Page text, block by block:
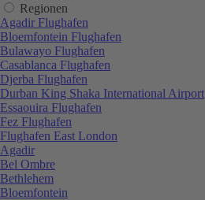
Regionen
Agadir Flughafen
Bloemfontein Flughafen
Bulawayo Flughafen
Casablanca Flughafen
Djerba Flughafen
Durban King Shaka International Airport
Essaouira Flughafen
Fez Flughafen
Flughafen East London
Agadir
Bel Ombre
Bethlehem
Bloemfontein